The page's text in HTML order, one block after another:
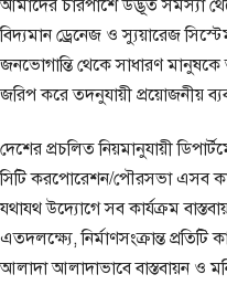
আমাদের চারপাশে উদ্ভূত সমস্যা
বিদ্যমান ড্রেনেজ ও স্যুয়ারেজ
জনভোগান্তি থেকে সাধারণ মানুষকে
জরিপ করে তদনুযায়ী প্রয়োজনীয়
দেশের প্রচলিত নিয়মানুযায়ী
সিটি করপোরেশন/পৌরসভা এসব
যথাযথ উদ্যোগে সব কার্যক্রম
এতদলক্ষ্যে, নির্মাণসংক্রান্ত প্রতিটি
আলাদা আলাদাভাবে বাস্তবায়ন ও